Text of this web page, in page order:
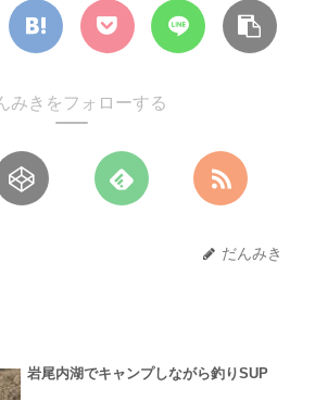
みきをフォローする
だんみき
岩尾内湖でキャンプしながら釣りSUP